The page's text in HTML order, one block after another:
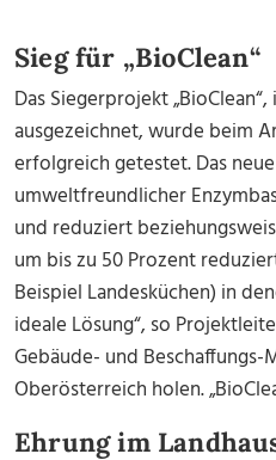
Sieg für „BioClean“
Das Siegerprojekt
ausgezeichnet, wurde beim
erfolgreich getestet. Das
umweltfreundlicher
und reduziert
um bis zu 50 Prozent
Beispiel Landesküchen) in
ideale Lösung“, so
Gebäude- und
Oberösterreich holen.
Ehrung im